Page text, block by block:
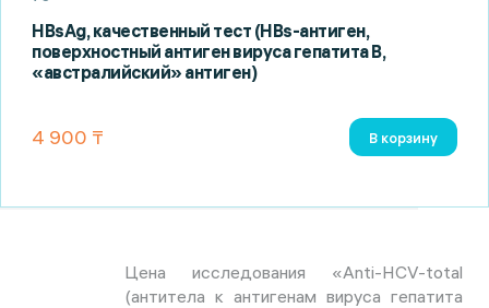
HBsAg, качественный тест (HBs-антиген,
поверхностный антиген вируса гепатита B,
«австралийский» антиген)
4 900 ₸ В корзину
Цена исследования «Anti-HCV-total
(антитела к антигенам вируса гепатита